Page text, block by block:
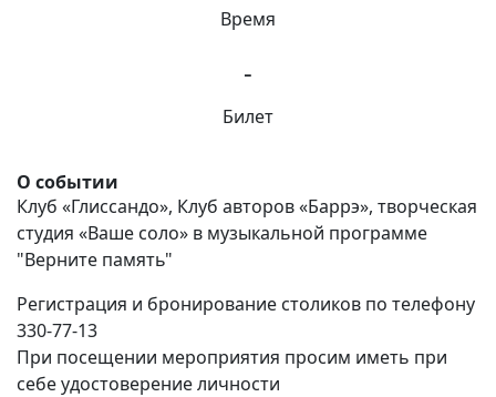
Время
-
Билет
О событии
Клуб «Глиссандо», Клуб авторов «Баррэ», творческая
студия «Ваше соло» в музыкальной программе
"Верните память"
Регистрация и бронирование столиков по телефону
330-77-13
При посещении мероприятия просим иметь при
себе удостоверение личности